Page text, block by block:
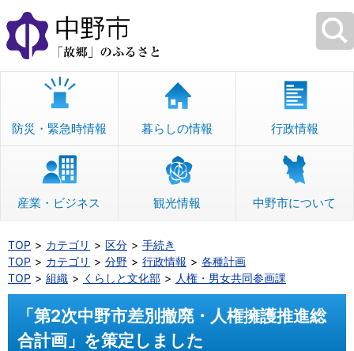
本
文
へ
移
防災・緊急時情報 暮らしの情報 行政情報
産業・ビジネス 観光情報 中野市について
TOP カテゴリ 区分
手続き
TOP
カテゴリ 分野 行政情報
各種計画
TOP
組織 くらしと文化部 人権・男女共同参画課
「第2次中野市差別撤廃・人権擁護推進総
合計画」を策定しました